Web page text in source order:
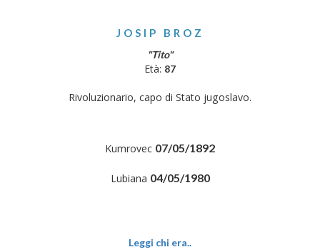
JOSIP BROZ
"Tito"
Età: 87
Rivoluzionario, capo di Stato jugoslavo.
Kumrovec 07/05/1892
Lubiana 04/05/1980
Leggi chi era..